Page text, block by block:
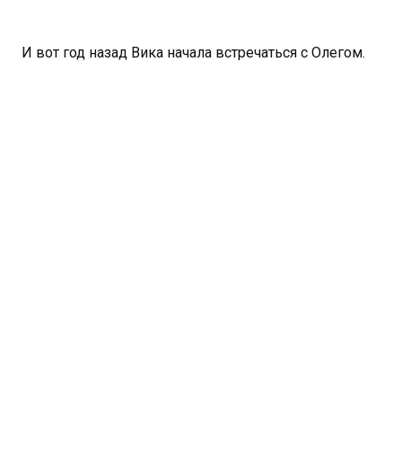
И вот год назад Вика начала встречаться с Олегом.